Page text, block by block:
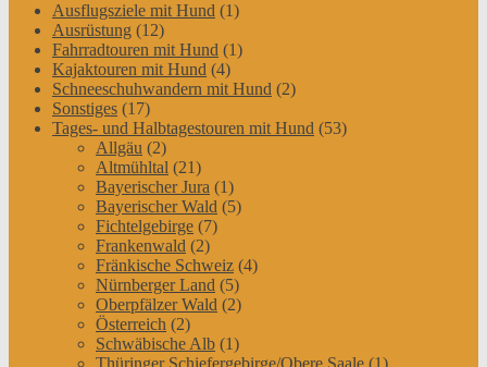
Ausflugsziele mit Hund (1)
Ausrüstung (12)
Fahrradtouren mit Hund (1)
Kajaktouren mit Hund (4)
Schneeschuhwandern mit Hund (2)
Sonstiges (17)
Tages- und Halbtagestouren mit Hund (53)
Allgäu (2)
Altmühltal (21)
Bayerischer Jura (1)
Bayerischer Wald (5)
Fichtelgebirge (7)
Frankenwald (2)
Fränkische Schweiz (4)
Nürnberger Land (5)
Oberpfälzer Wald (2)
Österreich (2)
Schwäbische Alb (1)